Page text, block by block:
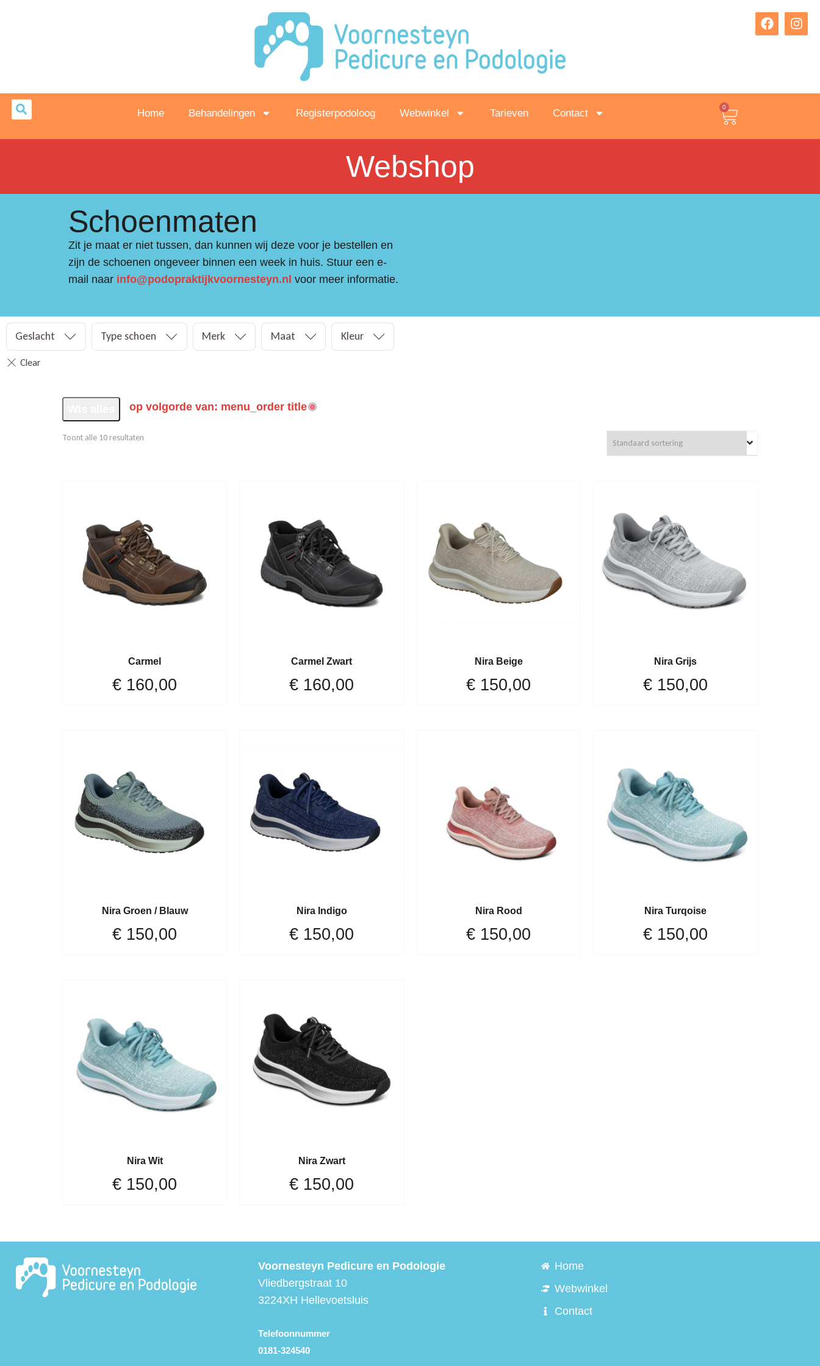
Home Behandelingen Registerpodoloog Webwinkel Tarieven Contact
0
Webshop
Schoenmaten
Zit je maat er niet tussen, dan kunnen wij deze voor je bestellen en
zijn de schoenen ongeveer binnen een week in huis. Stuur een e-
mail naar info@podopraktijkvoornesteyn.nl voor meer informatie.
Geslacht Type schoen Merk Maat Kleur
op volgorde van: menu_order title
Toont alle 10 resultaten
Carmel
€ 160,00
Carmel Zwart
€ 160,00
Nira Beige
€ 150,00
Nira Grijs
€ 150,00
Nira Groen / Blauw
€ 150,00
Nira Indigo
€ 150,00
Nira Rood
€ 150,00
Nira Turqoise
€ 150,00
Nira Wit
€ 150,00
Nira Zwart
€ 150,00
Voornesteyn Pedicure en Podologie
Vliedbergstraat 10
3224XH Hellevoetsluis
Telefoonnummer
0181-324540
Home
Webwinkel
Contact